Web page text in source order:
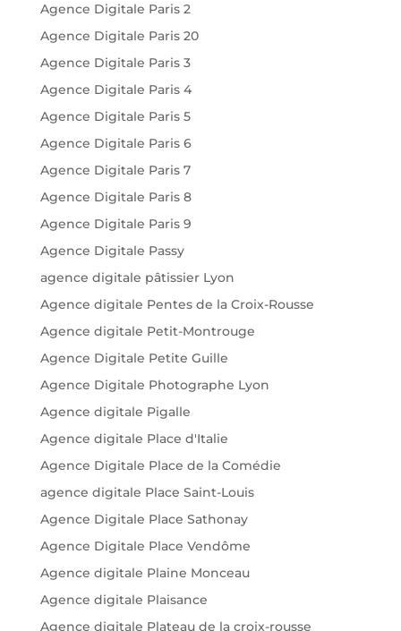
Agence Digitale Paris 2
Agence Digitale Paris 20
Agence Digitale Paris 3
Agence Digitale Paris 4
Agence Digitale Paris 5
Agence Digitale Paris 6
Agence Digitale Paris 7
Agence Digitale Paris 8
Agence Digitale Paris 9
Agence Digitale Passy
agence digitale pâtissier Lyon
Agence digitale Pentes de la Croix-Rousse
Agence digitale Petit-Montrouge
Agence Digitale Petite Guille
Agence Digitale Photographe Lyon
Agence digitale Pigalle
Agence digitale Place d'Italie
Agence Digitale Place de la Comédie
agence digitale Place Saint-Louis
Agence Digitale Place Sathonay
Agence Digitale Place Vendôme
Agence digitale Plaine Monceau
Agence digitale Plaisance
Agence digitale Plateau de la croix-rousse